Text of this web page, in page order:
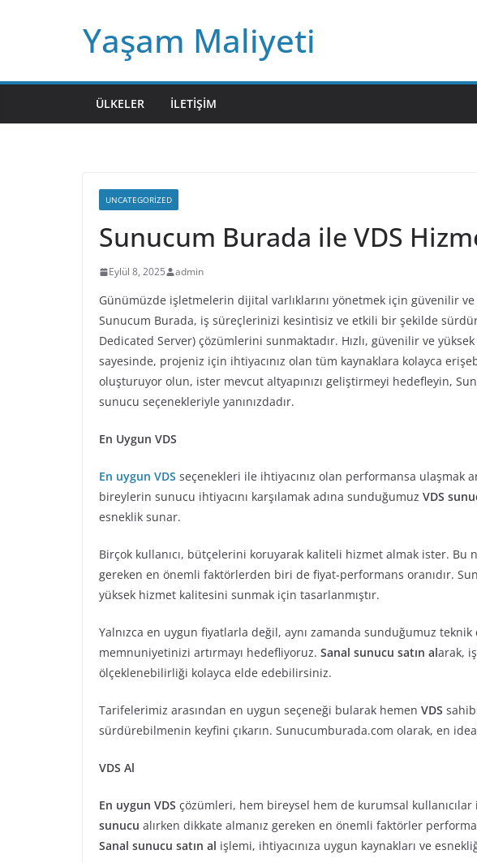
Yaşam Maliyeti
ÜLKELER İLETIŞIM
UNCATEGORIZED
Sunucum Burada ile VDS
Eylül 8, 2025 admin
Günümüzde işletmelerin dijital varlıklarını yönetmek için güvenilir
Sunucum Burada, iş süreçlerinizi kesintisiz ve etkili bir şekilde
Dedicated Server) çözümlerini sunmaktadır. Hızlı, güvenilir ve
sayesinde, projeniz için ihtiyacınız olan tüm kaynaklara kolayca
oluşturuyor olun, ister mevcut altyapınızı geliştirmeyi hedefleyin,
sunucu seçenekleriyle yanınızdadır.
En Uygun VDS
En uygun VDS seçenekleri ile ihtiyacınız olan performansa ulaşmak
bireylerin sunucu ihtiyacını karşılamak adına sunduğumuz VDS
esneklik sunar.
Birçok kullanıcı, bütçelerini koruyarak kaliteli hizmet almak ister. Bu
gereken en önemli faktörlerden biri de fiyat-performans oranıdır.
yüksek hizmet kalitesini sunmak için tasarlanmıştır.
Yalnızca en uygun fiyatlarla değil, aynı zamanda sunduğumuz
memnuniyetinizi artırmayı hedefliyoruz. Sanal sunucu satın alarak,
ölçeklenebilirliği kolayca elde edebilirsiniz.
Tarifelerimiz arasından en uygun seçeneği bularak hemen VDS
sürdürebilmenin keyfini çıkarın. Sunucumburada.com olarak, en
VDS Al
En uygun VDS çözümleri, hem bireysel hem de kurumsal
sunucu alırken dikkate almanız gereken en önemli faktörler
Sanal sunucu satın al işlemi, ihtiyacınıza uygun kaynakları ve